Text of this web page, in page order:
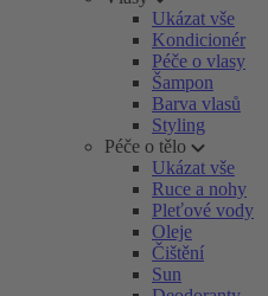
Ukázat vše
Kondicionér
Péče o vlasy
Šampon
Barva vlasů
Styling
Péče o tělo
Ukázat vše
Ruce a nohy
Pleťové vody
Oleje
Čištění
Sun